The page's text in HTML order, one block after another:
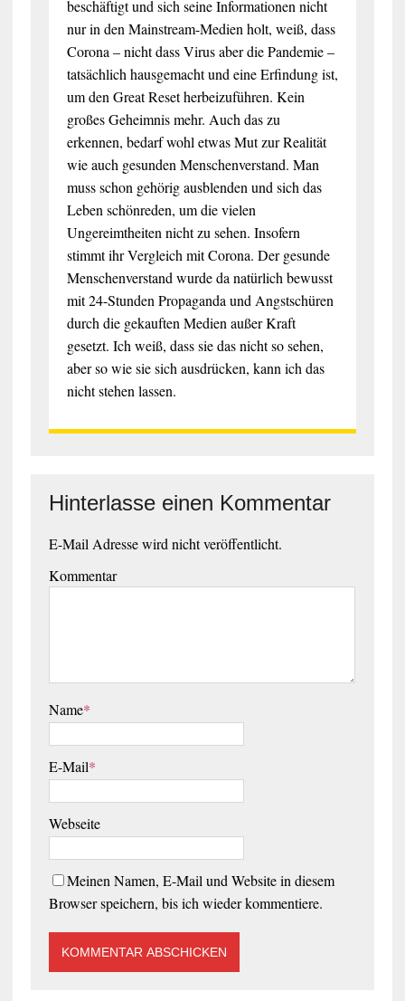
beschäftigt und sich seine Informationen nicht
nur in den Mainstream-Medien holt, weiß, dass
Corona – nicht dass Virus aber die Pandemie –
tatsächlich hausgemacht und eine Erfindung ist,
um den Great Reset herbeizuführen. Kein
großes Geheimnis mehr. Auch das zu
erkennen, bedarf wohl etwas Mut zur Realität
wie auch gesunden Menschenverstand. Man
muss schon gehörig ausblenden und sich das
Leben schönreden, um die vielen
Ungereimtheiten nicht zu sehen. Insofern
stimmt ihr Vergleich mit Corona. Der gesunde
Menschenverstand wurde da natürlich bewusst
mit 24-Stunden Propaganda und Angstschüren
durch die gekauften Medien außer Kraft
gesetzt. Ich weiß, dass sie das nicht so sehen,
aber so wie sie sich ausdrücken, kann ich das
nicht stehen lassen.
Hinterlasse einen Kommentar
E-Mail Adresse wird nicht veröffentlicht.
Kommentar
Name*
E-Mail*
Webseite
Meinen Namen, E-Mail und Website in diesem
Browser speichern, bis ich wieder kommentiere.